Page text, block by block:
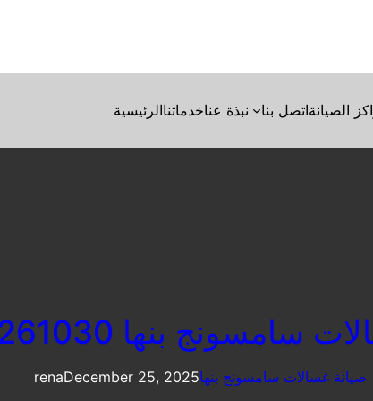
الرئيسيةخدماتنانبذة عنا اتصل بناالصيانة
بنها 01220261030
renaDecember 25, 2025صيانة غسالات سامسونج بنها